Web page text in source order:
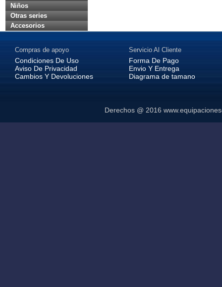
Niños
Otras series
Accesorios
Compras de apoyo
Condiciones De Uso
Aviso De Privacidad
Cambios Y Devoluciones
Servicio Al Cliente
Forma De Pago
Envio Y Entrega
Diagrama de tamano
Derechos @ 2016